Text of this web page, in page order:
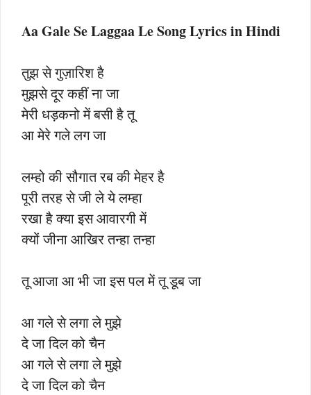
Aa Gale Se Laggaa Le Song Lyrics in Hindi
तुझ से गुज़ारिश है
मुझसे दूर कहीं ना जा
मेरी धड़कनो में बसी है तू
आ मेरे गले लग जा
लम्हो की सौगात रब की मेहर है
पूरी तरह से जी ले ये लम्हा
रखा है क्या इस आवारगी में
क्यों जीना आखिर तन्हा तन्हा
तू आजा आ भी जा इस पल में तू डूब जा
आ गले से लगा ले मुझे
दे जा दिल को चैन
आ गले से लगा ले मुझे
दे जा दिल को चैन